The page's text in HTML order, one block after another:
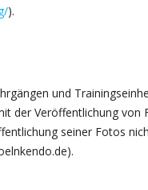
).
und
der Veröffentlichung von
seiner Fotos